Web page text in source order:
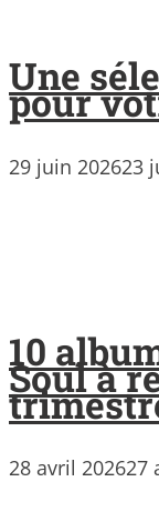
Une
pour
29 juin 202623
10
Soul à
28 avril 202627